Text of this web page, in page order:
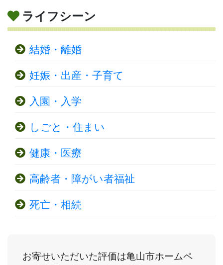
ライフシーン
結婚・離婚
妊娠・出産・子育て
入園・入学
しごと・住まい
健康・医療
高齢者・障がい者福祉
死亡・相続